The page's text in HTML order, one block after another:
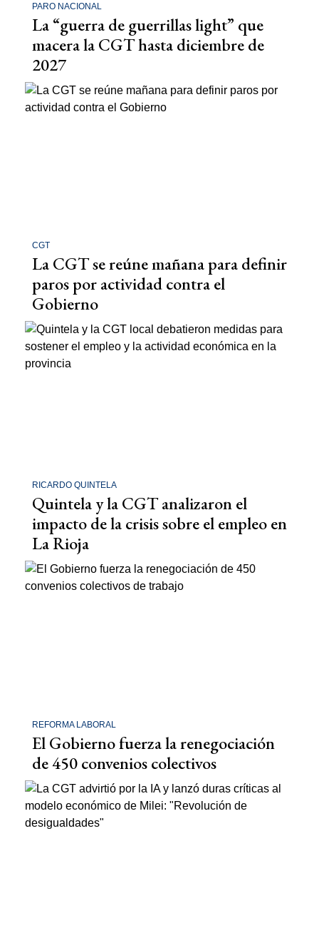
PARO NACIONAL
La “guerra de guerrillas light” que
macera la CGT hasta diciembre de
2027
CGT
La CGT se reúne mañana para definir
paros por actividad contra el
Gobierno
RICARDO QUINTELA
Quintela y la CGT analizaron el
impacto de la crisis sobre el empleo en
La Rioja
REFORMA LABORAL
El Gobierno fuerza la renegociación
de 450 convenios colectivos